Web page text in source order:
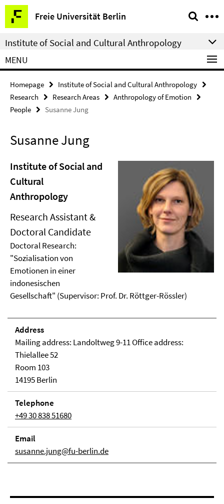
Springe
direkt
zu
Inhalt
Freie Universität Berlin
Service
Navigation
Institute of Social and Cultural Anthropology
MENU
Homepage
Institute of Social and Cultural Anthropology
Research
Research Areas
Anthropology of Emotion
People
Susanne Jung
Susanne Jung
Institute of Social and
Cultural
Anthropology
Research Assistant &
Doctoral Candidate
Doctoral Research:
"Sozialisation von
Emotionen in einer
indonesischen
Gesellschaft" (Supervisor: Prof. Dr. Röttger-Rössler)
Address
Mailing address: Landoltweg 9-11 Office address:
Thielallee 52
Room 103
14195 Berlin
Telephone
+49 30 838 51680
Email
susanne.jung@fu-berlin.de